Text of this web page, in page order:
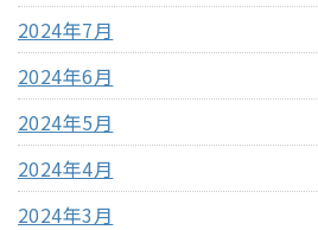
2024年7月
2024年6月
2024年5月
2024年4月
2024年3月